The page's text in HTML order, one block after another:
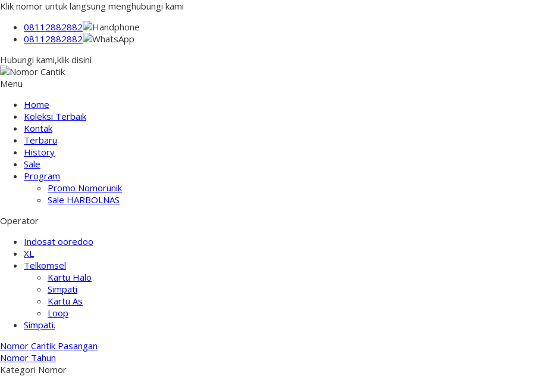
Klik nomor untuk langsung menghubungi kami
08112882882
08112882882
Hubungi kami,klik disini
Menu
Home
Koleksi Terbaik
Kontak
Terbaru
History
Sale
Program
Promo Nomorunik
Sale HARBOLNAS
Operator
Indosat ooredoo
XL
Telkomsel
Kartu Halo
Simpati
Kartu As
Loop
Simpati.
Nomor Cantik Pasangan
Nomor Tahun
Kategori Nomor